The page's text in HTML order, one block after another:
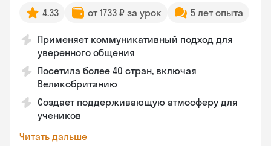
4.33 от 1733 ₽ за урок 5 лет опыта
Применяет коммуникативный подход для
уверенного общения
Посетила более 40 стран, включая
Великобританию
Создает поддерживающую атмосферу для
учеников
Читать дальше